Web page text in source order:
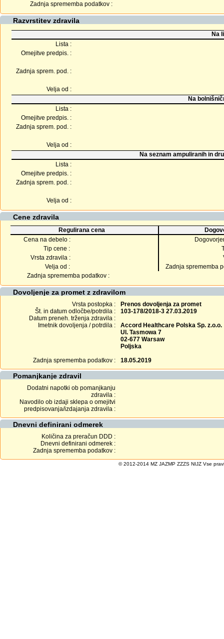
Zadnja sprememba podatkov :
Razvrstitev zdravila
Na
Lista :
Omejitve predpis. :
Zadnja sprem. pod. :
Velja od :
Na
Lista :
Omejitve predpis. :
Zadnja sprem. pod. :
Velja od :
Na seznam ampuliranih in
Lista :
Omejitve predpis. :
Zadnja sprem. pod. :
Velja od :
Cene zdravila
Regulirana cena
Cena na debelo :
Tip cene :
Vrsta zdravila :
Velja od :
Zadnja sprememba
Zadnja sprememba podatkov :
Dovoljenje za promet z zdravilom
Vrsta postopka :
Prenos dovoljenja za promet
Št. in datum odločbe/potrdila :
103-178/2018-3 27.03.2019
Datum preneh. trženja zdravila :
Imetnik dovoljenja / potrdila :
Accord Healthcare Polska Sp. z.o.o.
Ul. Tasmowa 7
02-677 Warsaw
Poljska
Zadnja sprememba podatkov :
18.05.2019
Pomanjkanje zdravil
Dodatni napotki ob pomanjkanju
zdravila :
Navodilo ob izdaji sklepa o omejitvi
predpisovanja/izdajanja zdravila :
Dnevni definirani odmerek
Količina za preračun DDD :
Dnevni definirani odmerek :
Zadnja sprememba podatkov :
© 2012-2014 MZ JAZMP ZZZS NIJZ Vse